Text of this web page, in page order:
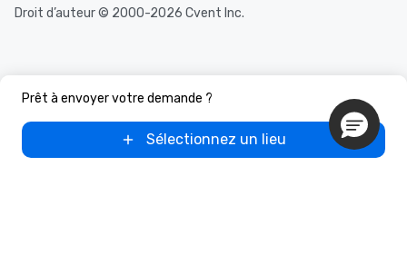
Prêt à envoyer votre demande ?
Sélectionnez un lieu
Droit d’auteur © 2000-2026 Cvent Inc.